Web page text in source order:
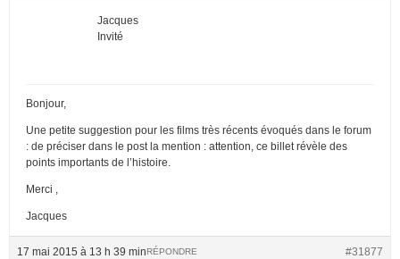
Jacques
Invité
Bonjour,
Une petite suggestion pour les films très récents évoqués dans le forum
: de préciser dans le post la mention : attention, ce billet révèle des
points importants de l’histoire.
Merci ,
Jacques
17 mai 2015 à 13 h 39 min #31877
RÉPONDRE